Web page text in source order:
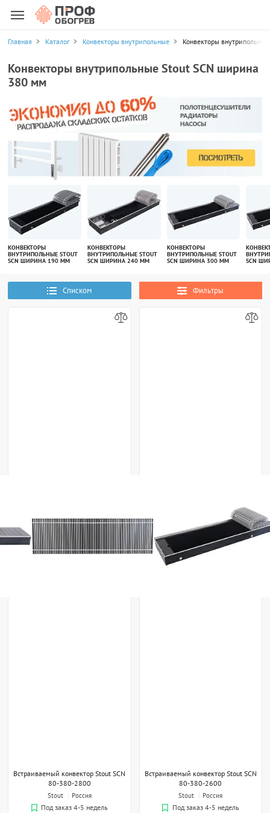
Главная Каталог Конвекторы внутрипольные Конвекторы
Конвекторы внутрипольные Stout SCN ширина
380 мм
КОНВЕКТОРЫ
ВНУТРИПОЛЬНЫЕ STOUT
SCN ШИРИНА 190 ММ
КОНВЕКТОРЫ
ВНУТРИПОЛЬНЫЕ STOUT
SCN ШИРИНА 240 ММ
КОНВЕКТОРЫ
ВНУТРИПОЛЬНЫЕ STOUT
SCN ШИРИНА 300 ММ
SCN
Списком Фильтры
Встраиваемый конвектор Stout SCN
80-380-2800
Stout
Россия
Под заказ 4-5 недель
Встраиваемый конвектор Stout SCN
80-380-2600
Stout
Россия
Под заказ 4-5 недель